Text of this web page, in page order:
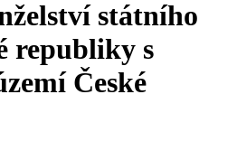
státního
republiky s
České